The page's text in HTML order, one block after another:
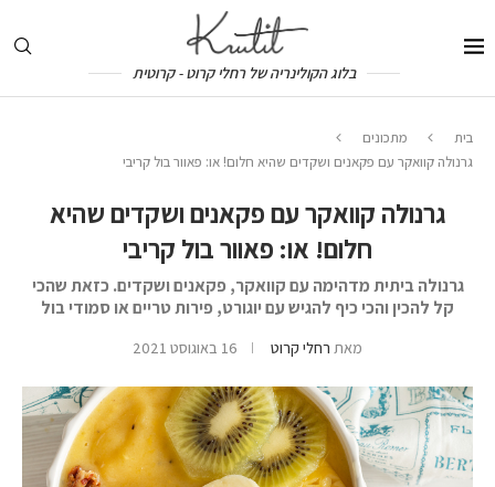
בלוג הקולינריה של רחלי קרוט - קרוטית
בית
מתכונים
גרנולה קוואקר עם פקאנים ושקדים שהיא חלום! או: פאוור בול קריבי
גרנולה קוואקר עם פקאנים ושקדים שהיא
חלום! או: פאוור בול קריבי
גרנולה ביתית מדהימה עם קוואקר, פקאנים ושקדים. כזאת שהכי
קל להכין והכי כיף להגיש עם יוגורט, פירות טריים או סמודי בול
מאת רחלי קרוט 16 באוגוסט 2021